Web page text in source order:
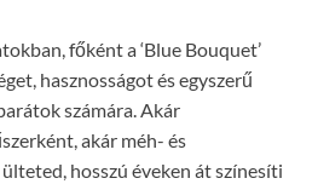
főként a ‘Blue Bouquet’
hasznosságot és egyszerű
számára. Akár
akár méh- és
hosszú éveken át színesíti